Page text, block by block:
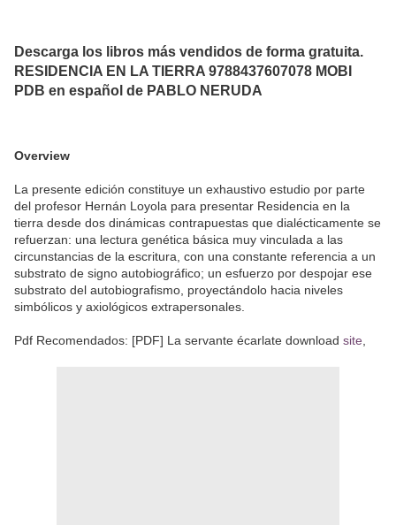
Descarga los libros más vendidos de forma gratuita.
RESIDENCIA EN LA TIERRA 9788437607078 MOBI
PDB en español de PABLO NERUDA
Overview
La presente edición constituye un exhaustivo estudio por parte
del profesor Hernán Loyola para presentar Residencia en la
tierra desde dos dinámicas contrapuestas que dialécticamente se
refuerzan: una lectura genética básica muy vinculada a las
circunstancias de la escritura, con una constante referencia a un
substrato de signo autobiográfico; un esfuerzo por despojar ese
substrato del autobiografismo, proyectándolo hacia niveles
simbólicos y axiológicos extrapersonales.
Pdf Recomendados: [PDF] La servante écarlate download site